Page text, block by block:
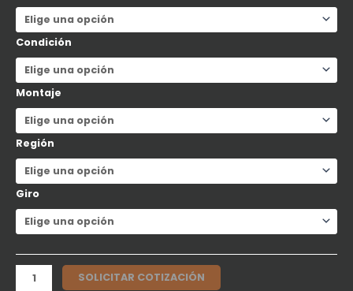
Condición
Montaje
Región
Giro
SOLICITAR COTIZACIÓN